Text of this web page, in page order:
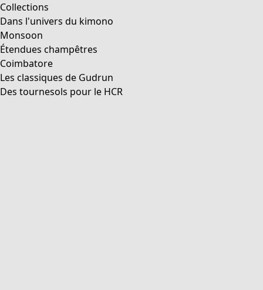
Collections
Dans l'univers du kimono
Monsoon
Étendues champêtres
Coimbatore
Les classiques de Gudrun
Des tournesols pour le HCR